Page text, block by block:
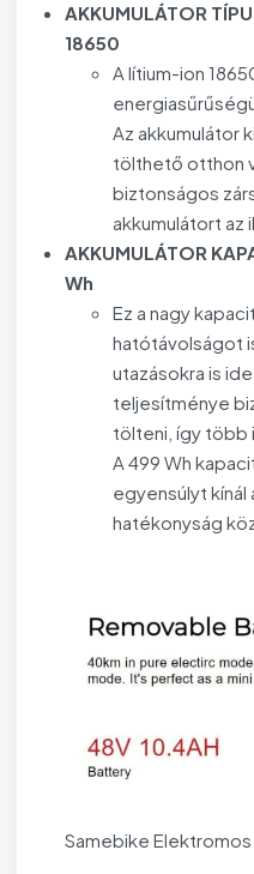
AKKUMULÁTOR
18650
A lítium-ion
Az akkumulátor
tölthető otthon
biztonságos
akkumulátort
AKKUMULÁTOR
Wh
Ez a nagy
hatótávolságot
utazásokra is
teljesítménye
tölteni, így több
A 499 Wh
egyensúlyt kínál
hatékonyság
Samebike